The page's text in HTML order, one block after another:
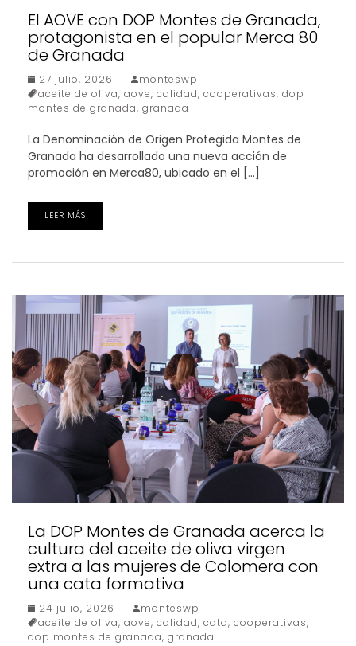
El AOVE con DOP Montes de Granada,
protagonista en el popular Merca 80
de Granada
27 julio, 2026
monteswp
aceite de oliva, aove, calidad, cooperativas, dop
montes de granada, granada
La Denominación de Origen Protegida Montes de
Granada ha desarrollado una nueva acción de
promoción en Merca80, ubicado en el […]
LEER MÁS
La DOP Montes de Granada acerca la
cultura del aceite de oliva virgen
extra a las mujeres de Colomera con
una cata formativa
24 julio, 2026
monteswp
aceite de oliva, aove, calidad, cata, cooperativas,
dop montes de granada, granada